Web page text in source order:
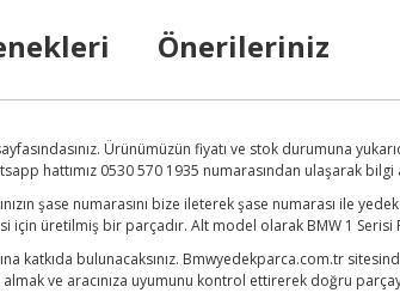
Önerileriniz
Ürünümüzün fiyatı ve stok durumuna
hattımız 0530 570 1935 numarasından ulaşarak bilgi
şase numarasını bize ileterek şase numarası ile
için üretilmiş bir parçadır. Alt model olarak BMW 1
katkıda bulunacaksınız. Bmwyedekparca.com.tr
almak ve aracınıza uyumunu kontrol ettirerek doğru